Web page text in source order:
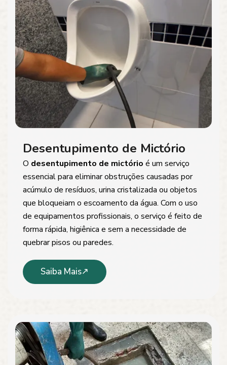
Desentupimento de Mictório
O desentupimento de mictório é um serviço
essencial para eliminar obstruções causadas por
acúmulo de resíduos, urina cristalizada ou objetos
que bloqueiam o escoamento da água. Com o uso
de equipamentos profissionais, o serviço é feito de
forma rápida, higiênica e sem a necessidade de
quebrar pisos ou paredes.
Saiba Mais